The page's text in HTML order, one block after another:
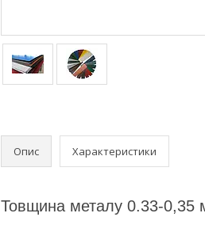
Опис Характеристики
Товщина металу 0.33-0,35